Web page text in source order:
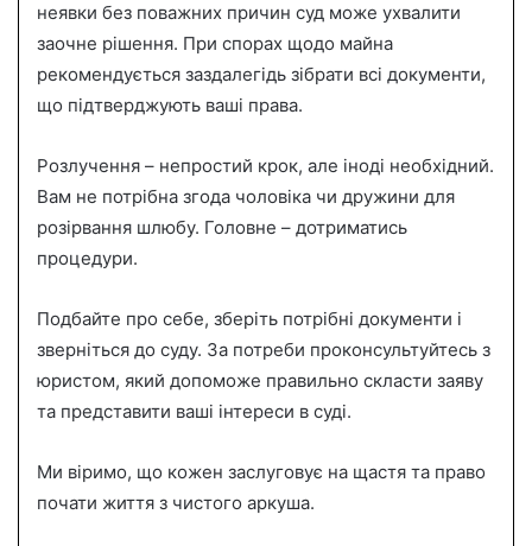
неявки без поважних причин суд може ухвалити
заочне рішення. При спорах щодо майна
рекомендується заздалегідь зібрати всі документи,
що підтверджують ваші права.
Розлучення – непростий крок, але іноді необхідний.
Вам не потрібна згода чоловіка чи дружини для
розірвання шлюбу. Головне – дотриматись
процедури.
Подбайте про себе, зберіть потрібні документи і
зверніться до суду. За потреби проконсультуйтесь з
юристом, який допоможе правильно скласти заяву
та представити ваші інтереси в суді.
Ми віримо, що кожен заслуговує на щастя та право
почати життя з чистого аркуша.